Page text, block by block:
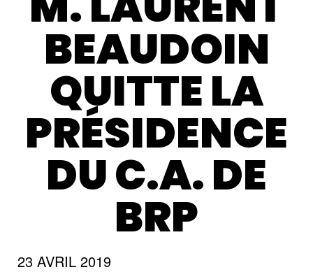
BEAUDOIN
QUITTE LA
PRÉSIDENCE
DU C.A. DE
BRP
23 AVRIL 2019